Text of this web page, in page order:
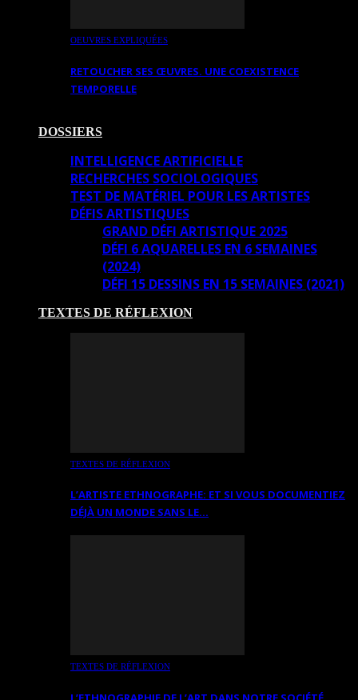
OEUVRES EXPLIQUÉES
RETOUCHER SES ŒUVRES. UNE COEXISTENCE
TEMPORELLE
DOSSIERS
INTELLIGENCE ARTIFICIELLE
RECHERCHES SOCIOLOGIQUES
TEST DE MATÉRIEL POUR LES ARTISTES
DÉFIS ARTISTIQUES
GRAND DÉFI ARTISTIQUE 2025
DÉFI 6 AQUARELLES EN 6 SEMAINES
(2024)
DÉFI 15 DESSINS EN 15 SEMAINES (2021)
TEXTES DE RÉFLEXION
TEXTES DE RÉFLEXION
L’ARTISTE ETHNOGRAPHE: ET SI VOUS DOCUMENTIEZ
DÉJÀ UN MONDE SANS LE…
TEXTES DE RÉFLEXION